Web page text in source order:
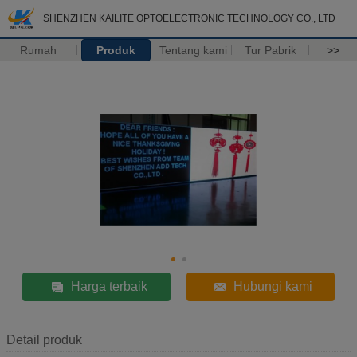
SHENZHEN KAILITE OPTOELECTRONIC TECHNOLOGY CO., LTD
Rumah Produk Tentang kami Tur Pabrik >>
Harga terbaik Hubungi kami
Detail produk